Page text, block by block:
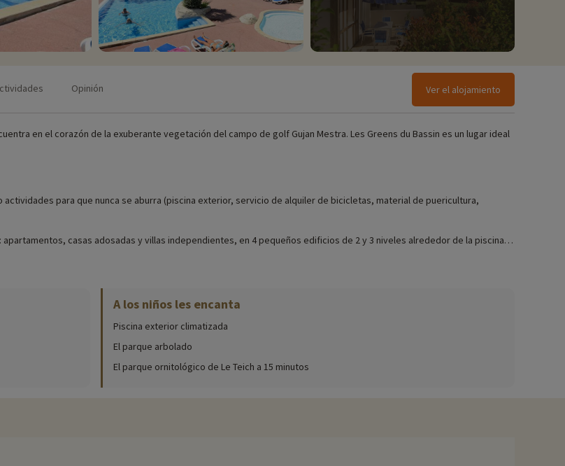
Opinión Ver el alojamiento
en el corazón de la exuberante vegetación del campo de golf Gujan Mestra. Les Greens du Bassin es un lugar ideal
para que nunca se aburra (piscina exterior, servicio de alquiler de bicicletas, material de puericultura,
casas adosadas y villas independientes, en 4 pequeños edificios de 2 y 3 niveles alrededor de la piscina
barbacoa eléctrica para las villas de 8/10 plazas.
de apertura, edades de los clubes, contenido de los paquetes para bebés, etc.),
Esta bonita piscina, rodeada de árboles y tumbonas, le da la bienvenida para pasar momentos divertidos y
de la cuenca de Arcachon, una región famosa por sus paisajes pintorescos, sus playas de arena y sus deportes
Teste-de-Buch y Le Teich, cada uno con su propio encanto. Gujan-Mestras es conocida como la capital de la
A los niños les encanta
Piscina exterior climatizada
El parque arbolado
El parque ornitológico de Le Teich a 15 minutos